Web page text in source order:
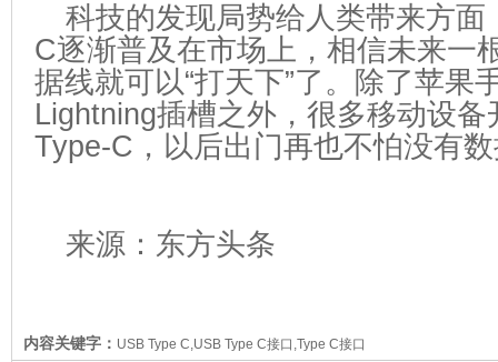
科技的发现局势给人类带来方面
C逐渐普及在市场上，相信未来一
据线就可以“打天下”了。除了苹果
Lightning插槽之外，很多移动设
Type-C，以后出门再也不怕没有
来源：东方头条
内容关键字： USB Type C,USB Type C接口,Type C接口